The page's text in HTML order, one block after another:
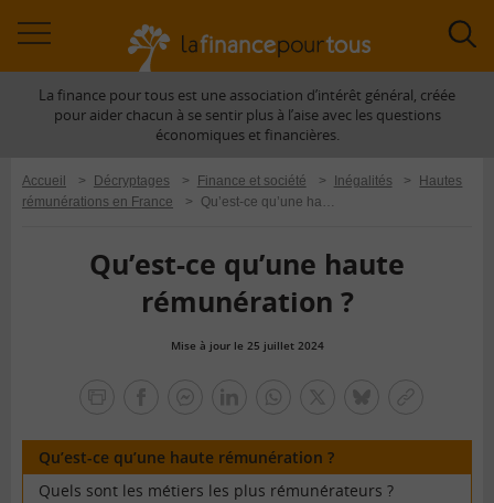
àLa finance pour tous est une association d’intérêt général, créée
pour aider chacun à se sentir plus à l’aise avec les questions
économiques et financières.
Accueil > Décryptages > Finance et société > Inégalités >
Hautes
rémunérations en France
> Qu’est-ce qu’une haute rémunération ?
Qu’est-ce qu’une haute
rémunération ?
Mise à jour le 25 juillet 2024
tous
Qu’est-ce qu’une haute rémunération ?
Quels sont les métiers les plus rémunérateurs ?